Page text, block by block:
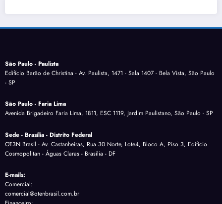
São Paulo - Paulista
Edifício Barão de Christina - Av. Paulista, 1471 - Sala 1407 - Bela Vista, São Paulo
- SP
São Paulo - Faria Lima
Avenida Brigadeiro Faria Lima, 1811, ESC 1119, Jardim Paulistano, São Paulo - SP
Sede - Brasília - Distrito Federal
OT3N Brasil - Av. Castanheiras, Rua 30 Norte, Lote4, Bloco A, Piso 3, Edifício
Cosmopolitan - Águas Claras - Brasília - DF
E-mails:
Comercial:
comercial@otenbrasil.com.br